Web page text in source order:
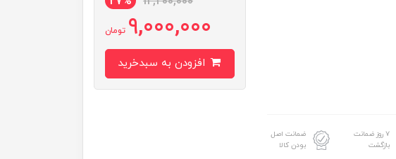
۷ روز ضمانت
بازگشت
ضمانت اصل
بودن کالا
9,000,000 تومان